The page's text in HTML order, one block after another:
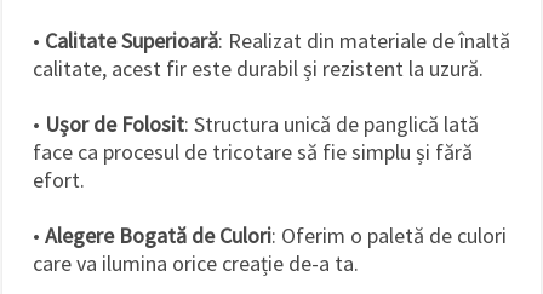
• Calitate Superioară: Realizat din materiale de înaltă
calitate, acest fir este durabil și rezistent la uzură.
• Ușor de Folosit: Structura unică de panglică lată
face ca procesul de tricotare să fie simplu și fără
efort.
• Alegere Bogată de Culori: Oferim o paletă de culori
care va ilumina orice creație de-a ta.